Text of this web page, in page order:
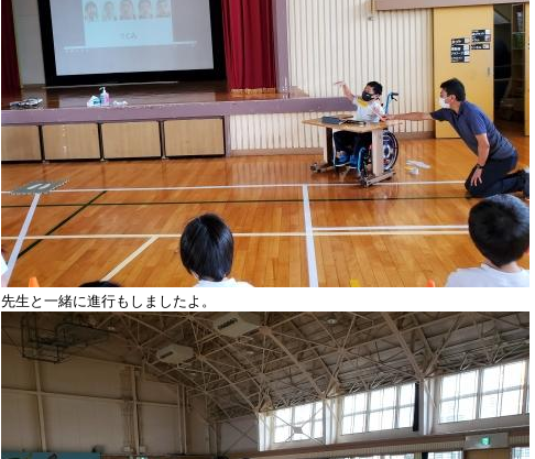
先生と一緒に進行もしましたよ。